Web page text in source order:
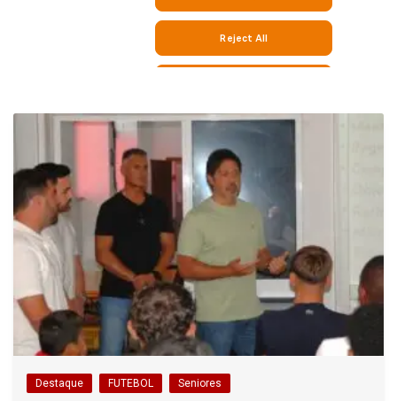
Destaque FUTEBOL Seniores